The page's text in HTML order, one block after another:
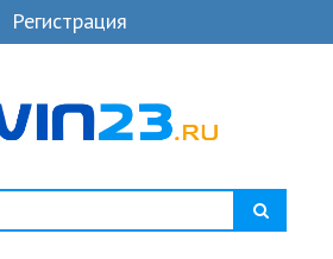
Регистрация